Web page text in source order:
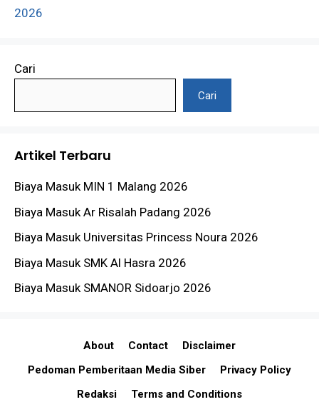
2026
Cari
Cari
Artikel Terbaru
Biaya Masuk MIN 1 Malang 2026
Biaya Masuk Ar Risalah Padang 2026
Biaya Masuk Universitas Princess Noura 2026
Biaya Masuk SMK Al Hasra 2026
Biaya Masuk SMANOR Sidoarjo 2026
About Contact
Disclaimer
Pedoman Pemberitaan Media Siber
Privacy Policy
Redaksi
Terms and Conditions